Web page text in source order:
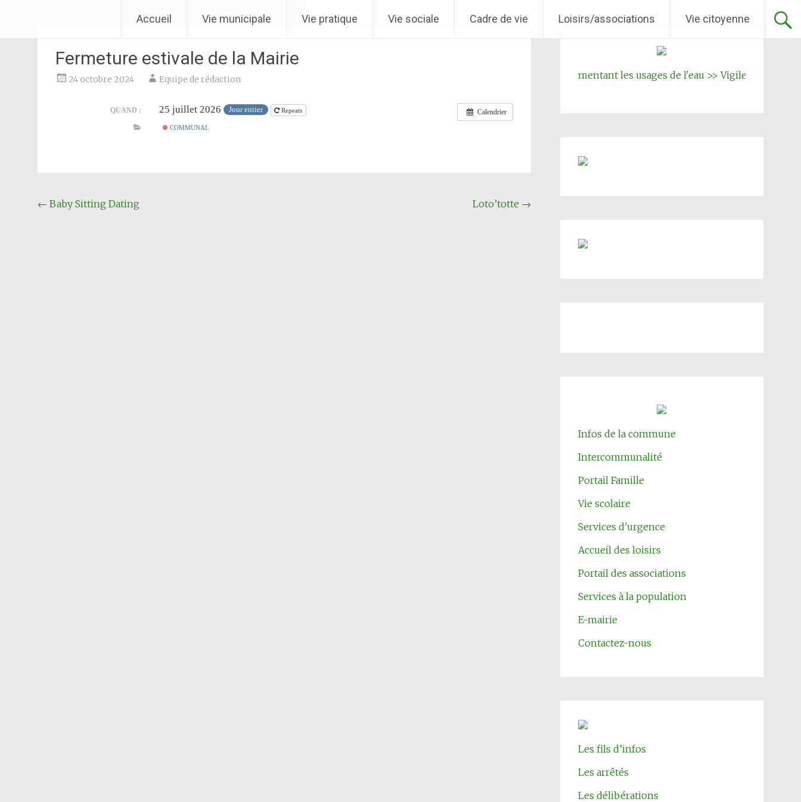
Ville de Laventie
au
Accueil Vie municipale Vie pratique Vie sociale Cadre de vie Loisirs/associations Vie citoyenne
Fermeture estivale de la Mairie
24 octobre 2024 Equipe de rédaction
Calendrier
QUAND : 25 juillet 2026 Jour entier Repeats
COMMUNAL
Navigation
← Baby Sitting Dating Loto’totte →
- Arrêté réglementant les usages de l'eau >> Vigilence renforcée
Infos de la commune
Intercommunalité
Portail Famille
Vie scolaire
Services d'urgence
Accueil des loisirs
Portail des associations
Services à la population
E-mairie
Contactez-nous
Les fils d’infos
Les arrêtés
Les délibérations